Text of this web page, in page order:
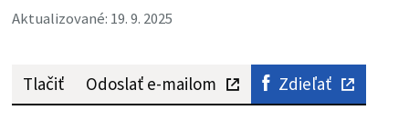
Aktualizované: 19. 9. 2025
Tlačiť Odoslať e-mailom Zdieľať